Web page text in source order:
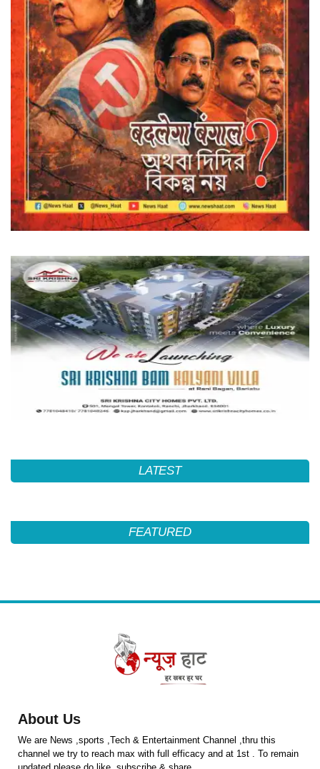
LATEST
FEATURED
About Us
We are News ,sports ,Tech & Entertainment Channel ,thru this
channel we try to reach max with full efficacy and at 1st . To remain